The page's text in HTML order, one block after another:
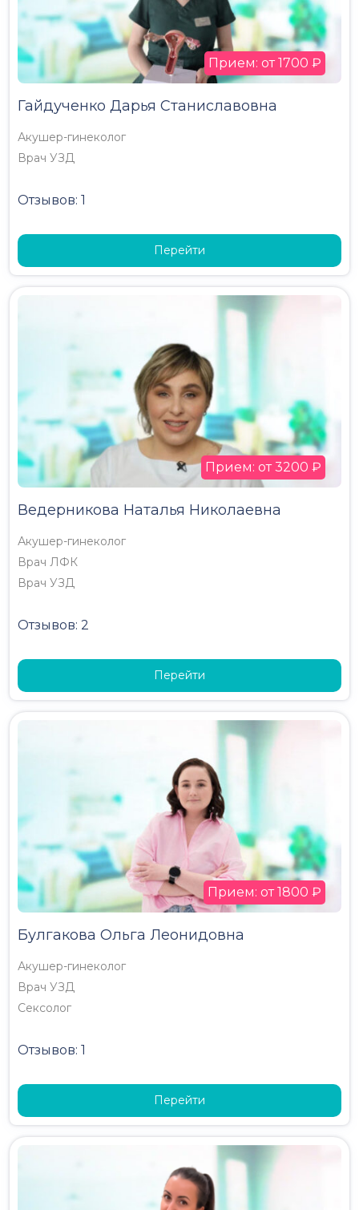
Гайдученко Дарья Станиславовна
Акушер-гинеколог
Врач УЗД
Отзывов: 1
Прием: от 1700 ₽
Перейти
Ведерникова Наталья Николаевна
Акушер-гинеколог
Врач ЛФК
Врач УЗД
Отзывов: 2
Прием: от 3200 ₽
Перейти
Булгакова Ольга Леонидовна
Акушер-гинеколог
Врач УЗД
Сексолог
Отзывов: 1
Прием: от 1800 ₽
Перейти